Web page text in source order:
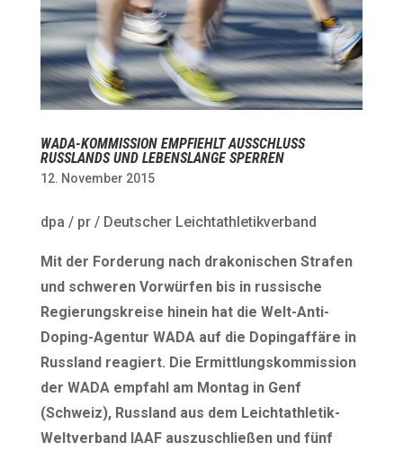
WADA-KOMMISSION EMPFIEHLT AUSSCHLUSS
RUSSLANDS UND LEBENSLANGE SPERREN
12. November 2015
dpa / pr / Deutscher Leichtathletikverband
Mit der Forderung nach drakonischen Strafen
und schweren Vorwürfen bis in russische
Regierungskreise hinein hat die Welt-Anti-
Doping-Agentur WADA auf die Dopingaffäre in
Russland reagiert. Die Ermittlungskommission
der WADA empfahl am Montag in Genf
(Schweiz), Russland aus dem Leichtathletik-
Weltverband IAAF auszuschließen und fünf